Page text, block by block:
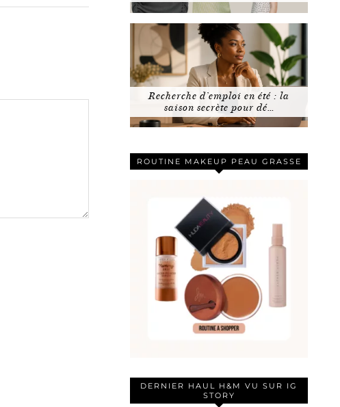
Recherche d’emploi en été : la
saison secrète pour dé…
ROUTINE MAKEUP PEAU GRASSE
DERNIER HAUL H&M VU SUR IG
STORY